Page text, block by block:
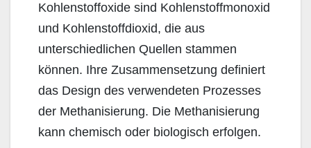
Kohlenstoffoxide sind Kohlenstoffmonoxid
und Kohlenstoffdioxid, die aus
unterschiedlichen Quellen stammen
können. Ihre Zusammensetzung definiert
das Design des verwendeten Prozesses
der Methanisierung. Die Methanisierung
kann chemisch oder biologisch erfolgen.